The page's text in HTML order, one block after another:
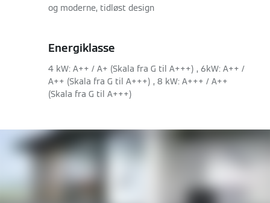
og moderne, tidløst design
Energiklasse
4 kW: A++ / A+ (Skala fra G til A+++) , 6kW: A++ /
A++ (Skala fra G til A+++) , 8 kW: A+++ / A++
(Skala fra G til A+++)